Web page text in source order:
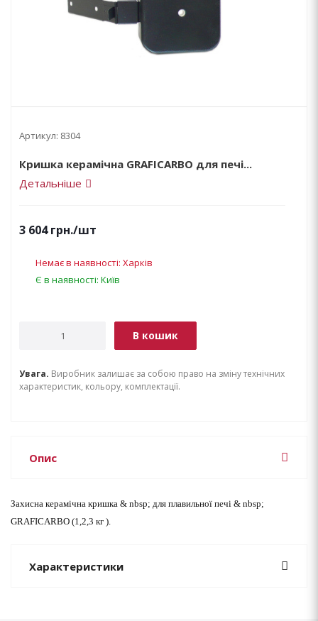
Артикул: 8304
Кришка керамічна GRAFICARBO для печі...
Детальніше
3 604грн./шт
Немає в наявності: Харків
Є в наявності: Київ
В кошик
Увага. Виробник залишає за собою право на зміну технічних
характеристик, кольору, комплектації.
Опис
Захисна керамічна кришка & nbsp; для плавильної печі & nbsp;
GRAFICARBO (1,2,3 кг ).
Характеристики